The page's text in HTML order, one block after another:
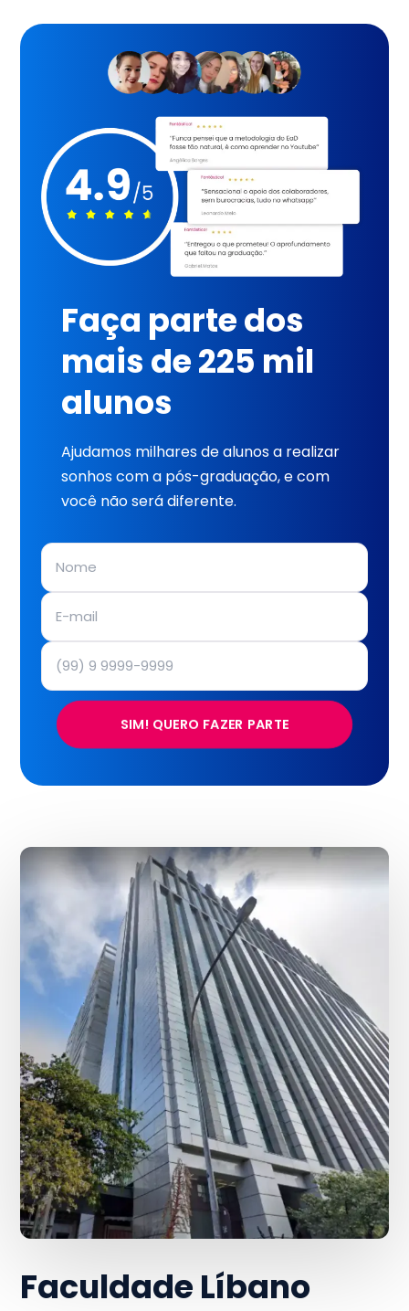
Faça parte dos
mais de 225 mil
alunos
Ajudamos milhares de alunos a realizar
sonhos com a pós-graduação, e com
você não será diferente.
SIM! QUERO FAZER PARTE
Faculdade Líbano